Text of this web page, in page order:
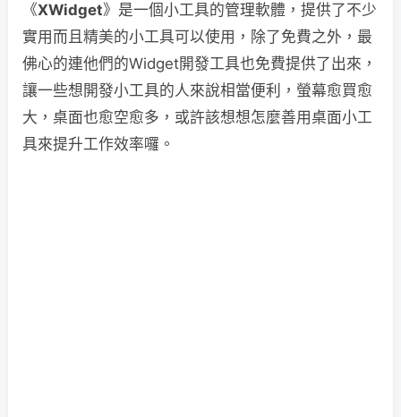
《XWidget》是一個小工具的管理軟體，提供了不少
實用而且精美的小工具可以使用，除了免費之外，最
佛心的連他們的Widget開發工具也免費提供了出來，
讓一些想開發小工具的人來說相當便利，螢幕愈買愈
大，桌面也愈空愈多，或許該想想怎麼善用桌面小工
具來提升工作效率囉。